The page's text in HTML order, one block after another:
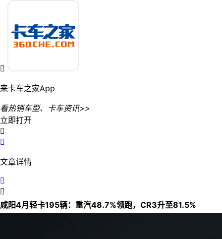

来卡车之家App
看热销车型、卡车资讯>>
立即打开


文章详情


咸阳4月轻卡195辆：重汽48.7%领跑，CR3升至81.5%